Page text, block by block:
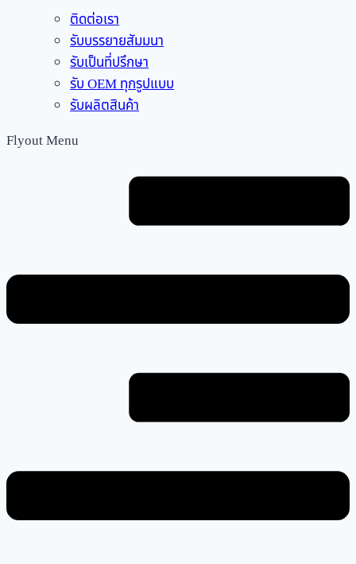
ติดต่อเรา
รับบรรยายสัมมนา
รับเป็นที่ปรึกษา
รับ OEM ทุกรูปแบบ
รับผลิตสินค้า
Flyout Menu